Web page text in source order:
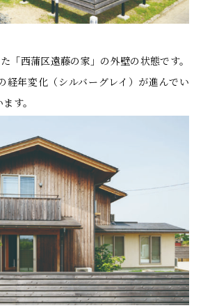
「西蒲区遠藤の家」の外壁の状態です。
経年変化（シルバーグレイ）が進んでい
す。